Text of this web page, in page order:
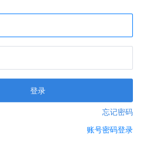
登录
忘记密码
账号密码登录